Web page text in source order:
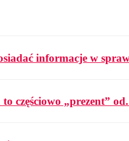
informacje w
częściowo „prezent”